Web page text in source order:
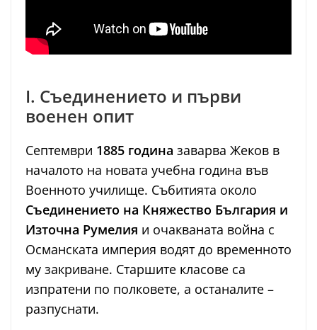
I. Съединението и първи
военен опит
Септември 1885 година заварва Жеков в
началото на новата учебна година във
Военното училище. Събитията около
Съединението на Княжество България и
Източна Румелия и очакваната война с
Османската империя водят до временното
му закриване. Старшите класове са
изпратени по полковете, а останалите –
разпуснати.